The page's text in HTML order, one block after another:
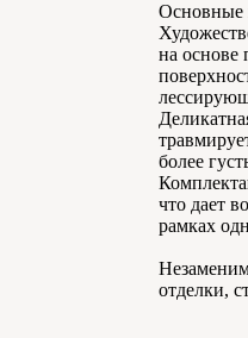
Основные
на основе
более
что дает
рамках
отделки,